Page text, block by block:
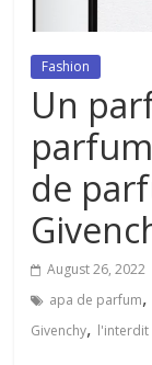
Fashion
Un
de
August 26, 2022
apa de parfum,
Givenchy, l'interdit